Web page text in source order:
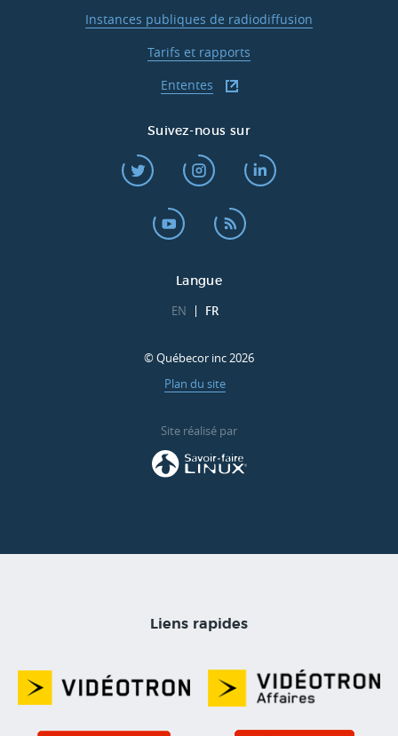
Instances publiques de radiodiffusion
Tarifs et rapports
Ententes
Suivez-nous sur
Langue
EN FR
© Québecor inc 2026
Plan du site
Site réalisé par
Liens rapides